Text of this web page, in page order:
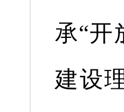
承“开
建设